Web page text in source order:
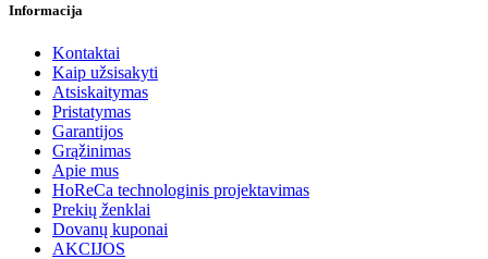
Informacija
Kontaktai
Kaip užsisakyti
Atsiskaitymas
Pristatymas
Garantijos
Grąžinimas
Apie mus
HoReCa technologinis projektavimas
Prekių ženklai
Dovanų kuponai
AKCIJOS